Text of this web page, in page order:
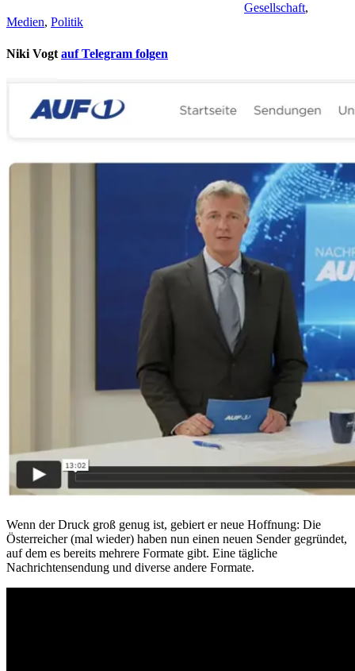
Gesellschaft,
Medien, Politik
Niki Vogt auf Telegram folgen
Wenn der Druck groß genug ist, gebiert er neue Hoffnung: Die
Österreicher (mal wieder) haben nun einen neuen Sender gegründet,
auf dem es bereits mehrere Formate gibt. Eine tägliche
Nachrichtensendung und diverse andere Formate.